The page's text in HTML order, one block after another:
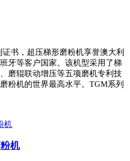
书，超压梯形磨粉机享誉澳大利
牙等客户国家。该机型采用了梯
磨辊联动增压等五项磨机专利技
粉机的世界最高水平。TGM系列
机